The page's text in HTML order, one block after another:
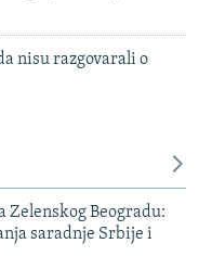
nisu razgovarali o
Zelenskog Beogradu:
saradnje Srbije i